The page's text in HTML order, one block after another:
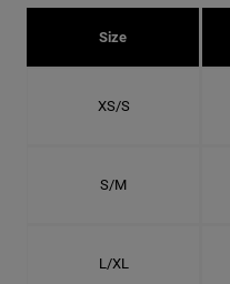
Size
XS/S
S/M
L/XL